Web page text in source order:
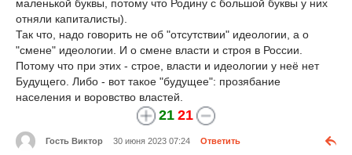
маленькой буквы, потому что Родину с большой буквы у них
отняли капиталисты).
Так что, надо говорить не об "отсутствии" идеологии, а о
"смене" идеологии. И о смене власти и строя в России.
Потому что при этих - строе, власти и идеологии у неё нет
Будущего. Либо - вот такое "будущее": прозябание
населения и воровство властей.
21 21
Гость Виктор 30 июня 2023 07:24 Ответить